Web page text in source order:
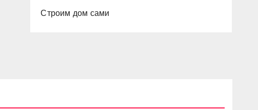
Строим дом сами